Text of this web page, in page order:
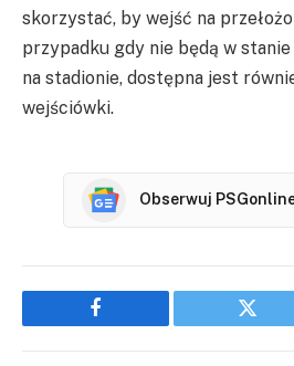
skorzystać, by wejść na
przypadku gdy nie będą w
na stadionie, dostępna jest
wejściówki.
Obserwuj
Facebook